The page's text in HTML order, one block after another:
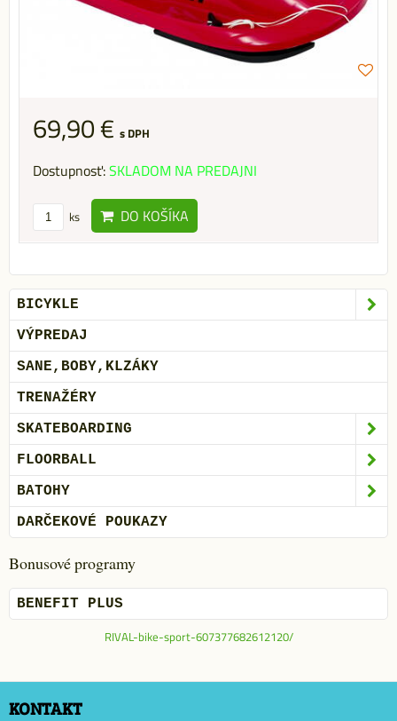
69,90 € s DPH
Dostupnosť:SKLADOM NA PREDAJNI
ks DO KOŠÍKA
BICYKLE
VÝPREDAJ
SANE,BOBY,KLZÁKY
TRENAŽÉRY
SKATEBOARDING
FLOORBALL
BATOHY
DARČEKOVÉ POUKAZY
Bonusové programy
BENEFIT PLUS
RIVAL-bike-sport-607377682612120/
KONTAKT